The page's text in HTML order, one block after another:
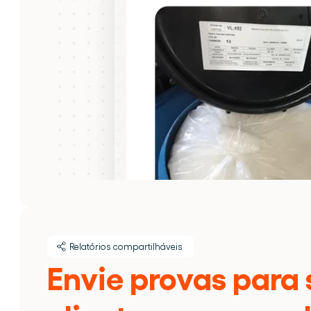
Relatórios compartilháveis
Envie provas para